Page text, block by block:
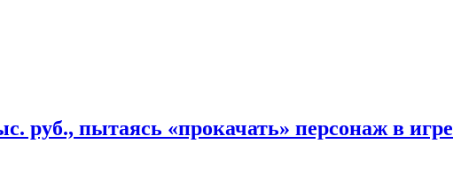
руб., пытаясь «прокачать» персонаж в игре